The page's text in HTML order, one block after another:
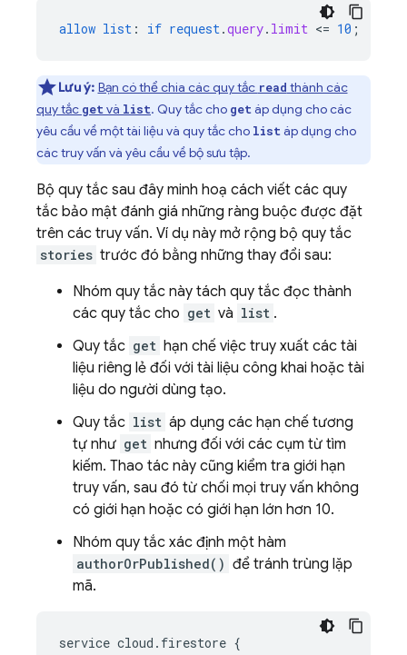
allow list : if request .query. limit <= 10 ;
Lưu ý: Bạn có thể chia các quy tắc read thành các
quy tắc get và list. Quy tắc cho get áp dụng cho các
yêu cầu về một tài liệu và quy tắc cho list áp dụng cho
các truy vấn và yêu cầu về bộ sưu tập.
Bộ quy tắc sau đây minh hoạ cách viết các quy
tắc bảo mật đánh giá những ràng buộc được đặt
trên các truy vấn. Ví dụ này mở rộng bộ quy tắc
stories trước đó bằng những thay đổi sau:
Nhóm quy tắc này tách quy tắc đọc thành
các quy tắc cho get và list .
Quy tắc get hạn chế việc truy xuất các tài
liệu riêng lẻ đối với tài liệu công khai hoặc tài
liệu do người dùng tạo.
Quy tắc list áp dụng các hạn chế tương
tự như get nhưng đối với các cụm từ tìm
kiếm. Thao tác này cũng kiểm tra giới hạn
truy vấn, sau đó từ chối mọi truy vấn không
có giới hạn hoặc có giới hạn lớn hơn 10.
Nhóm quy tắc xác định một hàm
authorOrPublished() để tránh trùng lặp
mã.
service cloud . firestore {